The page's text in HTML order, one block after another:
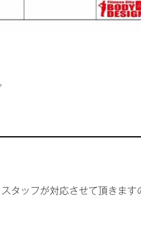
タッフが対応させて頂きます